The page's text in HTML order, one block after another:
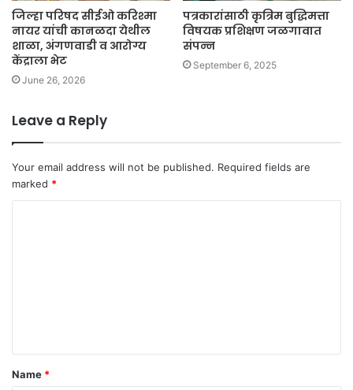
जिल्हा परिषद सीईओ करिश्मा
नायर यांची कानळदा येथील
शाळा, अंगणवाडी व आरोग्य
केंद्राला भेट
June 26, 2026
पत्रकारांसाठी कृत्रिम बुद्धिमत्ता
विषयक प्रशिक्षण जळगावात
संपन्न
September 6, 2025
Leave a Reply
Your email address will not be published. Required fields are
marked *
t
*
Name *